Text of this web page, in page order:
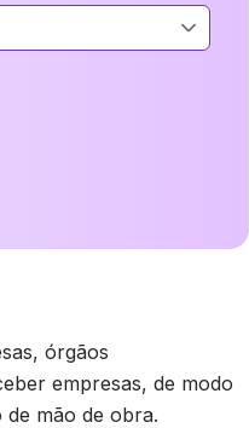
órgãos
empresas, de modo
mão de obra.